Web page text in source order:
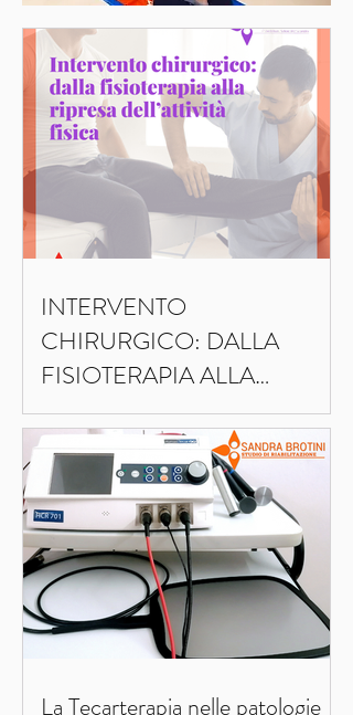
INTERVENTO
CHIRURGICO: DALLA
FISIOTERAPIA ALLA
RIPRESA DELL’ATTIVITA’
FISICA
La Tecarterapia nelle patologie